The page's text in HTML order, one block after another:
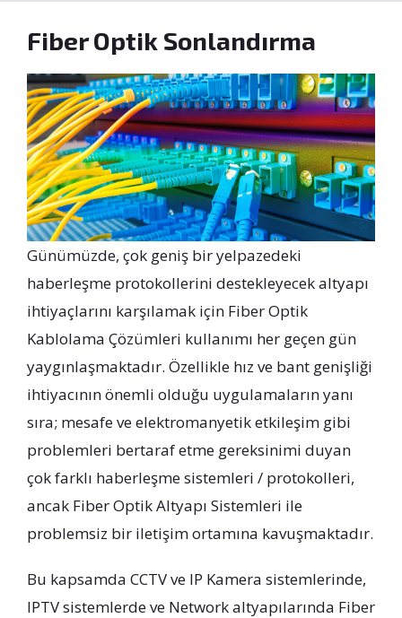
Fiber Optik Sonlandırma
Günümüzde, çok geniş bir yelpazedeki
haberleşme protokollerini destekleyecek altyapı
ihtiyaçlarını karşılamak için Fiber Optik
Kablolama Çözümleri kullanımı her geçen gün
yaygınlaşmaktadır. Özellikle hız ve bant genişliği
ihtiyacının önemli olduğu uygulamaların yanı
sıra; mesafe ve elektromanyetik etkileşim gibi
problemleri bertaraf etme gereksinimi duyan
çok farklı haberleşme sistemleri / protokolleri,
ancak Fiber Optik Altyapı Sistemleri ile
problemsiz bir iletişim ortamına kavuşmaktadır.
Bu kapsamda CCTV ve IP Kamera sistemlerinde,
IPTV sistemlerde ve Network altyapılarında Fiber